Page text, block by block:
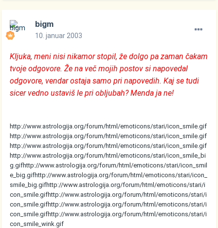
bigm
10. januar 2003
Kljuka, meni nisi nikamor stopil, že dolgo pa zaman čakam
tvoje odgovore. Že na več mojih postov si napovedal
odgovore, vendar ostaja samo pri napovedih. Kaj se tudi
sicer vedno ustaviš le pri obljubah? Menda ja ne!
http://www.astrologija.org/forum/html/emoticons/stari/icon_smile.gif
http://www.astrologija.org/forum/html/emoticons/stari/icon_smile.gif
http://www.astrologija.org/forum/html/emoticons/stari/icon_smile.gif
http://www.astrologija.org/forum/html/emoticons/stari/icon_smile_bi
g.gifhttp://www.astrologija.org/forum/html/emoticons/stari/icon_smil
e_big.gifhttp://www.astrologija.org/forum/html/emoticons/stari/icon_
smile_big.gifhttp://www.astrologija.org/forum/html/emoticons/stari/i
con_smile.gifhttp://www.astrologija.org/forum/html/emoticons/stari/i
con_smile.gifhttp://www.astrologija.org/forum/html/emoticons/stari/i
con_smile.gifhttp://www.astrologija.org/forum/html/emoticons/stari/i
con_smile_wink.gif